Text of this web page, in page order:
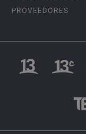
PROVEEDORES